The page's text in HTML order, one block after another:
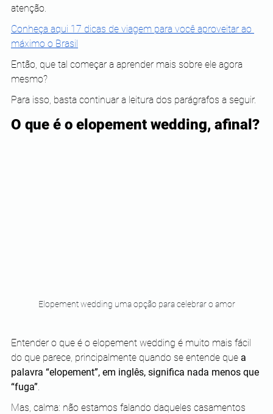
atenção.
Conheça aqui 17 dicas de viagem para você aproveitar ao
máximo o Brasil
Então, que tal começar a aprender mais sobre ele agora
mesmo?
Para isso, basta continuar a leitura dos parágrafos a seguir.
O que é o elopement wedding, afinal?
Elopement wedding uma opção para celebrar o amor
Entender o que é o elopement wedding é muito mais fácil
do que parece, principalmente quando se entende que a
palavra “elopement”, em inglês, significa nada menos que
“fuga”
Mas, calma: não estamos falando daqueles casamentos